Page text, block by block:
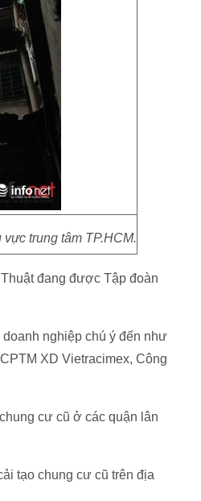
trung tâm TP.HCM.
đang được Tập đoàn
nghiệp chú ý đến như
XD Vietracimex, Công
cư cũ ở các quận lân
tạo chung cư cũ trên địa